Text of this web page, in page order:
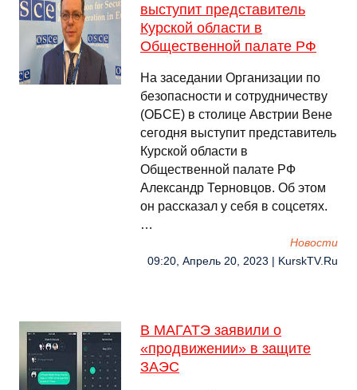
выступит представитель
Курской области в
Общественной палате РФ
На заседании Организации по
безопасности и сотрудничеству
(ОБСЕ) в столице Австрии Вене
сегодня выступит представитель
Курской области в
Общественной палате РФ
Александр Терновцов. Об этом
он рассказал у себя в соцсетях.
…
Новости
09:20, Апрель 20, 2023 | KurskTV.Ru
В МАГАТЭ заявили о
«продвижении» в защите
ЗАЭС